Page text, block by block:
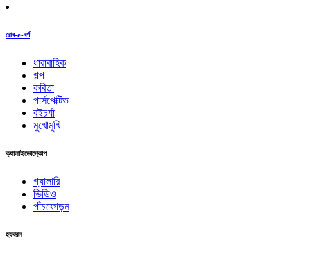
রোব-e-বর্ণ
ধারাবাহিক
গল্প
কবিতা
পার্সপেক্টিভ
বইচর্যা
মুখোমুখি
ক্যালাইডোস্কোপ
গ্যালারি
ভিডিও
পাঁচফোড়ন
হযবরল